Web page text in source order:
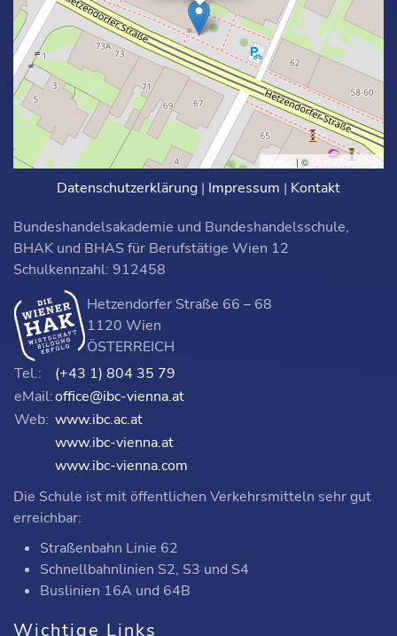
Leaflet | © OpenStreetMap
Datenschutzerklärung | Impressum | Kontakt
Bundeshandelsakademie und Bundeshandelsschule,
BHAK und BHAS für Berufstätige Wien 12
Schulkennzahl: 912458
Hetzendorfer Straße 66 – 68
1120 Wien
ÖSTERREICH
Tel.:
(+43 1) 804 35 79
eMail:office@ibc-vienna.at
Web: www.ibc.ac.at
www.ibc-vienna.at
www.ibc-vienna.com
Die Schule ist mit öffentlichen Verkehrsmitteln sehr gut
erreichbar:
Straßenbahn Linie 62
Schnellbahnlinien S2, S3 und S4
Buslinien 16A und 64B
Wichtige Links